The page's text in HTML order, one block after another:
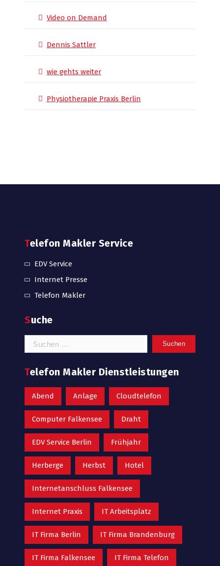
Video on Demand
Dennis Sattler
wie gehts weiter
Physiotherapie Praxis Berlin
Telefon Makler Service
EDV Service
Internet Presse
Telefon Makler
Suche
Suchen
nach:
Telefon Makler Dienstleistungen
Abend Anlage Cloudtelefon
Computer Falkensee Draht
EDV Service Berlin Frühjahr
Herberge Herbst Hotel
Internetanschluss Falkensee
Internet Praxis IT Arbeitsplatz
IT Firma Berlin IT Firma Brandenburg
IT Firma Falkensee IT Firma Telefon